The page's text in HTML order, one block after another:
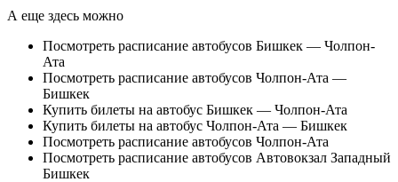
А еще здесь можно
Посмотреть расписание автобусов Бишкек — Чолпон-
Ата
Посмотреть расписание автобусов Чолпон-Ата —
Бишкек
Купить билеты на автобус Бишкек — Чолпон-Ата
Купить билеты на автобус Чолпон-Ата — Бишкек
Посмотреть расписание автобусов Чолпон-Ата
Посмотреть расписание автобусов Автовокзал Западный
Бишкек